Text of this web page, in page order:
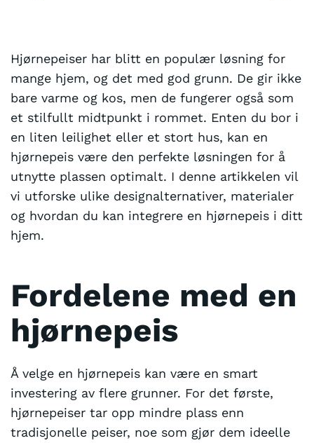
Hjørnepeiser har blitt en populær løsning for
mange hjem, og det med god grunn. De gir ikke
bare varme og kos, men de fungerer også som
et stilfullt midtpunkt i rommet. Enten du bor i
en liten leilighet eller et stort hus, kan en
hjørnepeis være den perfekte løsningen for å
utnytte plassen optimalt. I denne artikkelen vil
vi utforske ulike designalternativer, materialer
og hvordan du kan integrere en hjørnepeis i ditt
hjem.
Fordelene med en
hjørnepeis
Å velge en hjørnepeis kan være en smart
investering av flere grunner. For det første,
hjørnepeiser tar opp mindre plass enn
tradisjonelle peiser, noe som gjør dem ideelle